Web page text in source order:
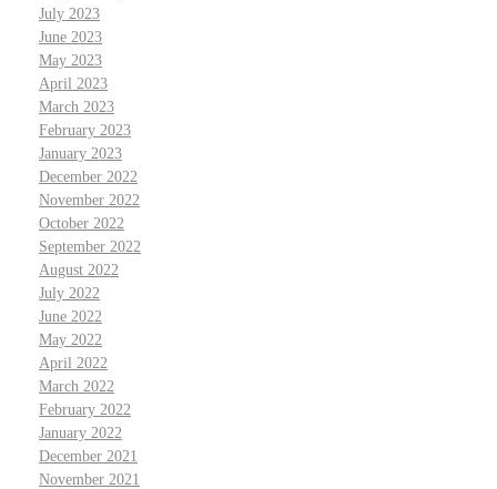
July 2023
June 2023
May 2023
April 2023
March 2023
February 2023
January 2023
December 2022
November 2022
October 2022
September 2022
August 2022
July 2022
June 2022
May 2022
April 2022
March 2022
February 2022
January 2022
December 2021
November 2021